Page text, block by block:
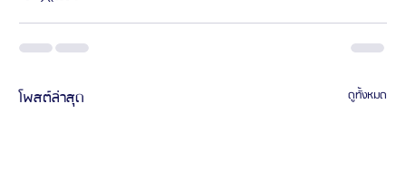
โพสต์ล่าสุด ดูทั้งหมด